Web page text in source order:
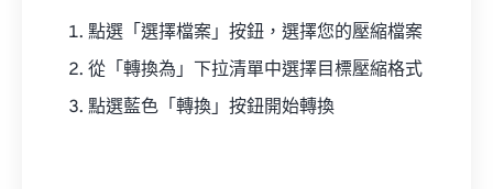
點選「選擇檔案」按鈕，選擇您的壓縮檔案
從「轉換為」下拉清單中選擇目標壓縮格式
點選藍色「轉換」按鈕開始轉換